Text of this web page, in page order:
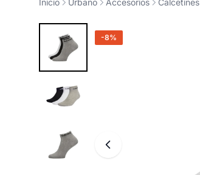
Inicio Urbano Accesorios Calcetines
-8%